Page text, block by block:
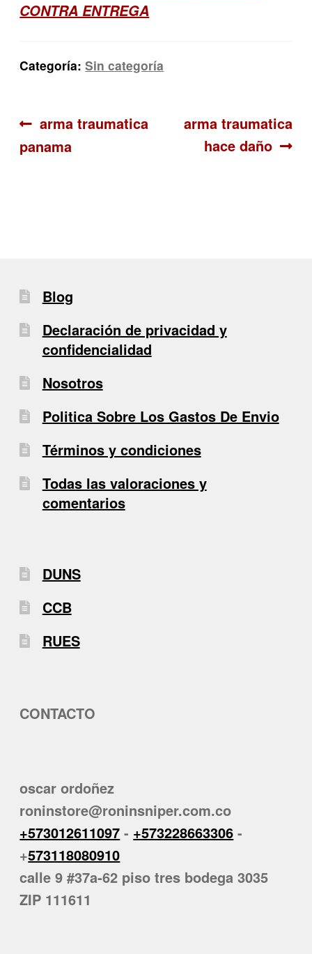
CONTRA ENTREGA
Categoría:Sin categoría
Navegación
de
Anterior:
arma traumatica
panama
Siguiente:
arma traumatica
hace daño
Blog
Declaración de privacidad y
confidencialidad
Nosotros
Politica Sobre Los Gastos De Envio
Términos y condiciones
Todas las valoraciones y
comentarios
DUNS
CCB
RUES
CONTACTO
oscar ordoñez
roninstore@roninsniper.com.co
+573012611097 - +573228663306 -
+573118080910
calle 9 #37a-62 piso tres bodega 3035
ZIP 111611